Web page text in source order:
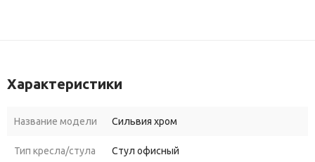
Характеристики
Название модели Сильвия хром
Тип кресла/стула Стул офисный